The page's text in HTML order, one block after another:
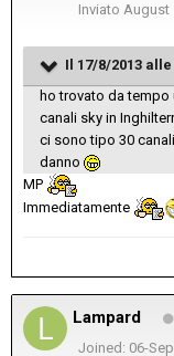
Inviato August
Il 17/8/2013 alle
ho trovato da tempo
canali sky in
ci sono tipo 30
danno
MP
Immediatamente
Lampard
Joined: 06-